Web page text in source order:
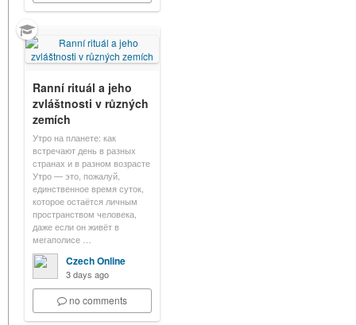
Ranní rituál a jeho
zvláštnosti v různých
zemích
Утро на планете: как
встречают день в разных
странах и в разном возрасте
Утро — это, пожалуй,
единственное время суток,
которое остаётся личным
пространством человека,
даже если он живёт в
мегаполисе …
Czech Online
3 days ago
no comments